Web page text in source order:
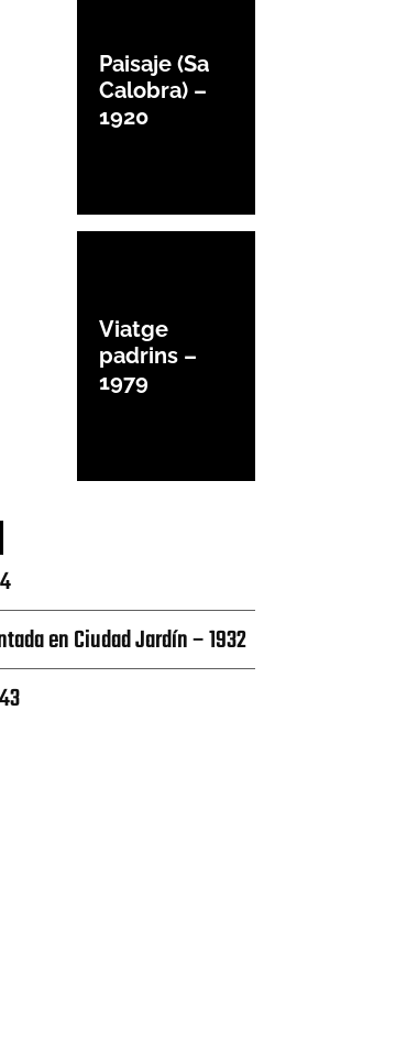
Paisaje (Sa
Calobra) –
1920
Viatge
padrins –
1979
en Ciudad Jardín – 1932